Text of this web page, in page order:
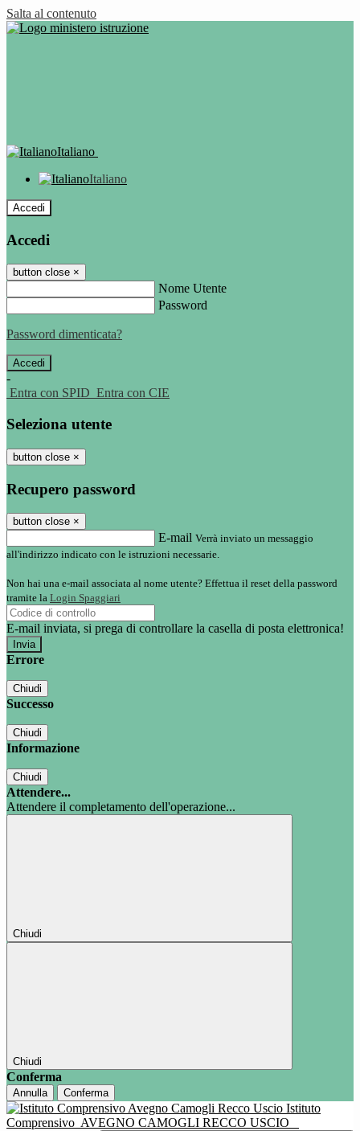
Salta al contenuto
Italiano
Italiano
Accedi
Accedi
button close ×
Nome Utente
Password
Password dimenticata?
-
Entra con SPID Entra con CIE
Seleziona utente
button close ×
Recupero password
button close ×
E-mail Verrà inviato un messaggio
all'indirizzo indicato con le istruzioni necessarie.
Non hai una e-mail associata al nome utente? Effettua il reset della password
tramite la Login Spaggiari
E-mail inviata, si prega di controllare la casella di posta elettronica!
Errore
Chiudi
Successo
Chiudi
Informazione
Chiudi
Attendere...
Attendere il completamento dell'operazione...
Chiudi
Chiudi
Conferma
Annulla Conferma
Istituto
Comprensivo AVEGNO CAMOGLI RECCO USCIO